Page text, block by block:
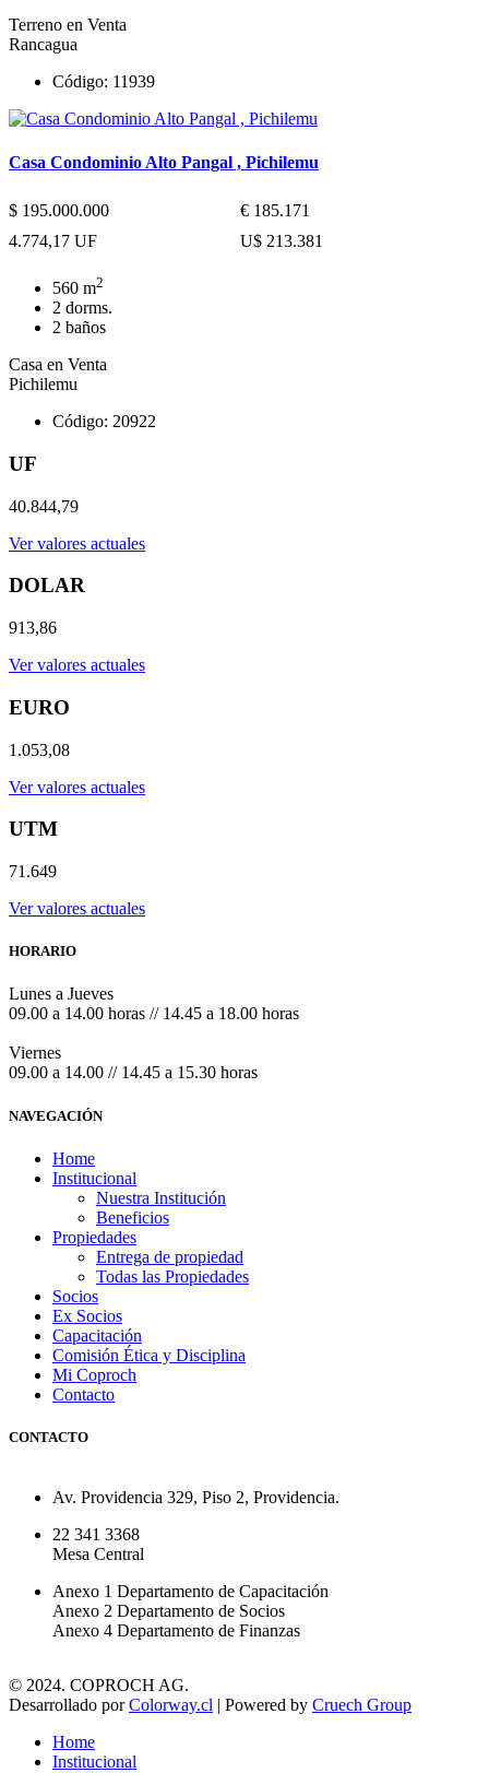
Terreno en Venta
Rancagua
Código: 11939
Casa Condominio Alto Pangal , Pichilemu
$ 195.000.000
€ 185.171
4.774,17 UF
U$ 213.381
560 m2
2 dorms.
2 baños
Casa en Venta
Pichilemu
Código: 20922
UF
40.844,79
Ver valores actuales
DOLAR
913,86
Ver valores actuales
EURO
1.053,08
Ver valores actuales
UTM
71.649
Ver valores actuales
HORARIO
Lunes a Jueves
09.00 a 14.00 horas // 14.45 a 18.00 horas
Viernes
09.00 a 14.00 // 14.45 a 15.30 horas
NAVEGACIÓN
Home
Institucional
Nuestra Institución
Beneficios
Propiedades
Entrega de propiedad
Todas las Propiedades
Socios
Ex Socios
Capacitación
Comisión Ética y Disciplina
Mi Coproch
Contacto
CONTACTO
Av. Providencia 329, Piso 2, Providencia.
22 341 3368
Mesa Central
Anexo 1 Departamento de Capacitación
Anexo 2 Departamento de Socios
Anexo 4 Departamento de Finanzas
© 2024. COPROCH AG.
Desarrollado porColorway.cl | Powered by Cruech Group
Home
Institucional